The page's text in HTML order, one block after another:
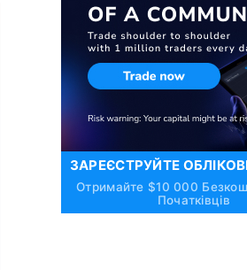
ЗАРЕЄСТРУЙТЕ
Отримайте $10 000
Початківців